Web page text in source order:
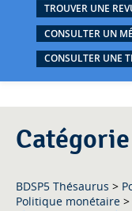
TROUVER UNE
CONSULTER UN
CONSULTER UNE
BDSP5 Thésaurus >
Politique monétaire >